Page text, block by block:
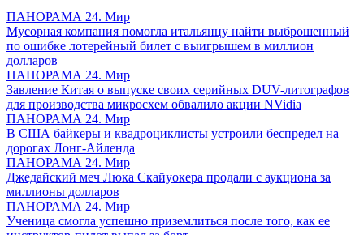
ПАНОРАМА 24. Мир
Мусорная компания помогла итальянцу найти выброшенный
по ошибке лотерейный билет с выигрышем в миллион
долларов
ПАНОРАМА 24. Мир
Завление Китая о выпуске своих серийных DUV-литографов
для производства микросхем обвалило акции NVidia
ПАНОРАМА 24. Мир
В США байкеры и квадроциклисты устроили беспредел на
дорогах Лонг-Айленда
ПАНОРАМА 24. Мир
Джедайский меч Люка Скайуокера продали с аукциона за
миллионы долларов
ПАНОРАМА 24. Мир
Ученица смогла успешно приземлиться после того, как ее